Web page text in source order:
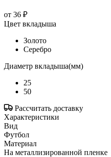
от 36 ₽
Цвет вкладыша
Золото
Серебро
Диаметр вкладыша(мм)
25
50
Рассчитать доставку
Характеристики
Вид
Футбол
Материал
На металлизированной пленке